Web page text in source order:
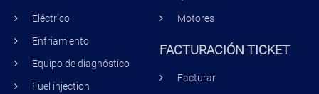
Eléctrico
Enfriamiento
Equipo de diagnóstico
Fuel injection
Motores
FACTURACIÓN TICKET
Facturar